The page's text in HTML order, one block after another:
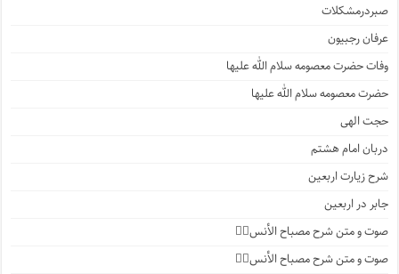
صبردرمشکلات
عرفان رجبیون
وفات حضرت معصومه سلام الله علیها
حضرت معصومه سلام الله علیها
حجت الهی
دربان امام هشتم
شرح زیارت اربعین
جابر در اربعین
صوت و متن شرح مصباح الأنس۴️⃣
صوت و متن شرح مصباح الأنس۳️⃣